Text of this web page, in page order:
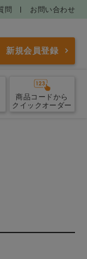
問 お問い合わせ
新規会員登録
商品コードから
クイックオーダー